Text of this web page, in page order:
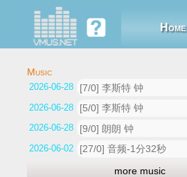
Home
[7/0] 李斯特 钟
2026-06-28 14:51:13
[5/0] 李斯特 钟
2026-06-28 14:50:40
[9/0] 朗朗 钟
2026-06-28 14:40:31
[27/0] 音频-1分32秒
2026-06-02 12:54:08
more music